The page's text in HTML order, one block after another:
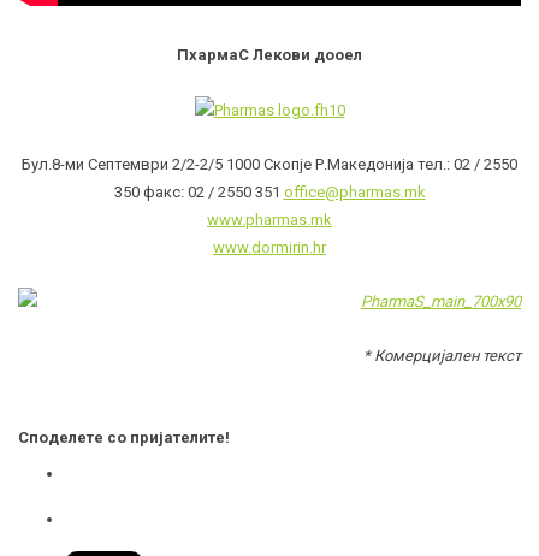
ПхармаС Лекови дооел
Бул.8-ми Септември 2/2-2/5 1000 Скопје Р.Македонија тел.: 02 / 2550
350 факс: 02 / 2550 351 office@pharmas.mk
www.pharmas.mk
www.dormirin.hr
* Комерцијален текст
Споделете со пријателите!